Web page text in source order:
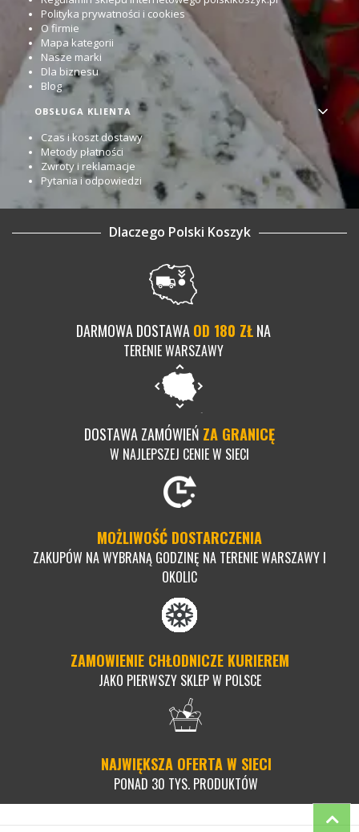
Polityka prywatności i cookies
O firmie
Mapa kategorii
Nasze marki
Dla biznesu
Blog
OBSŁUGA KLIENTA
Czas i koszt dostawy
Metody płatności
Zwroty i reklamacje
Pytania i odpowiedzi
Dlaczego Polski Koszyk
DARMOWA DOSTAWAOD 180 ZŁNA
TERENIE WARSZAWY
DOSTAWA ZAMÓWIEŃ ZA GRANICĘ
W NAJLEPSZEJ CENIE W SIECI
MOŻLIWOŚĆ DOSTARCZENIA
ZAKUPÓW NA WYBRANĄ GODZINĘ NA TERENIE WARSZAWY I
OKOLIC
ZAMOWIENIE CHŁODNICZE KURIEREM
JAKO PIERWSZY SKLEP W POLSCE
NAJWIĘKSZA OFERTA W SIECI
PONAD 30 TYS. PRODUKTÓW